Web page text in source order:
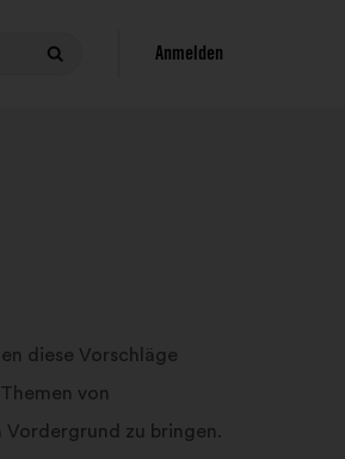
Suchen
Anmelden
diese Vorschläge
von
zu bringen.